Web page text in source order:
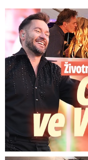
Koncert Ztraceného